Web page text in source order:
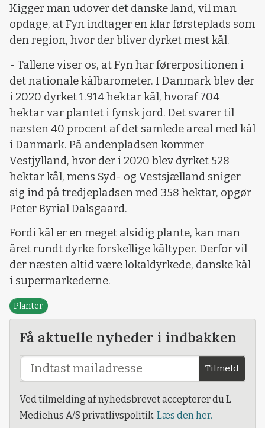
Kigger man udover det danske land, vil man
opdage, at Fyn indtager en klar førsteplads som
den region, hvor der bliver dyrket mest kål.
- Tallene viser os, at Fyn har førerpositionen i
det nationale kålbarometer. I Danmark blev der
i 2020 dyrket 1.914 hektar kål, hvoraf 704
hektar var plantet i fynsk jord. Det svarer til
næsten 40 procent af det samlede areal med kål
i Danmark. På andenpladsen kommer
Vestjylland, hvor der i 2020 blev dyrket 528
hektar kål, mens Syd- og Vestsjælland sniger
sig ind på tredjepladsen med 358 hektar, opgør
Peter Byrial Dalsgaard.
Fordi kål er en meget alsidig plante, kan man
året rundt dyrke forskellige kåltyper. Derfor vil
der næsten altid være lokaldyrkede, danske kål
i supermarkederne.
Planter
Få aktuelle nyheder i indbakken
Tilmeld
Ved tilmelding af nyhedsbrevet accepterer du L-
Mediehus A/S privatlivspolitik. Læs den her.